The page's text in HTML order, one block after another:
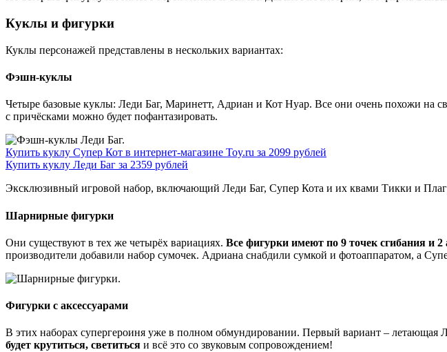
Куклы и фигурки
Куклы персонажей представлены в нескольких вариантах:
Фэшн-куклы
Четыре базовые куклы: Леди Баг, Маринетт, Адриан и Кот Нуар. Все они очень похожи на
с причёсками можно будет пофантазировать.
Купить куклу Супер Кот в интернет-магазине Toy.ru за 2099 рублей
Купить куклу Леди Баг за 2359 рублей
Эксклюзивный игровой набор, включающий Леди Баг, Супер Кота и их квами Тикки и
Шарнирные фигурки
Они существуют в тех же четырёх вариациях. Все фигурки имеют по 9 точек сгибания и 2
производители добавили набор сумочек. Адриана снабдили сумкой и фотоаппаратом, а
Фигурки с аксессуарами
В этих наборах супергероиня уже в полном обмундировании. Первый вариант – летающая
будет крутиться, светиться и всё это со звуковым сопровождением!